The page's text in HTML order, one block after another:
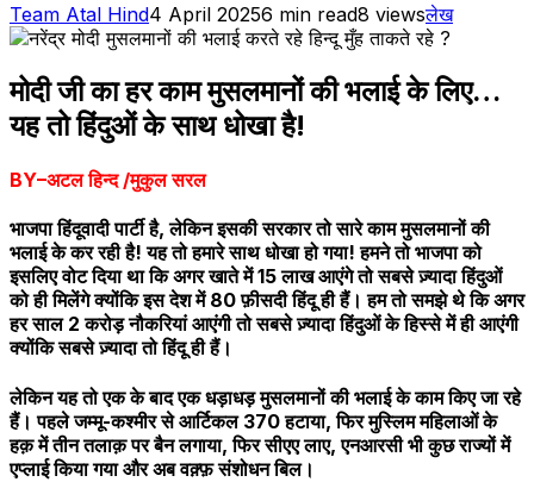
Team Atal Hind4 April 20256 min read8 viewsलेख
मोदी जी का हर काम मुसलमानों की भलाई के लिए…
यह तो हिंदुओं के साथ धोखा है!
BY–अटल हिन्द /मुकुल सरल
भाजपा हिंदूवादी पार्टी है, लेकिन इसकी सरकार तो सारे काम मुसलमानों की
भलाई के कर रही है! यह तो हमारे साथ धोखा हो गया! हमने तो भाजपा को
इसलिए वोट दिया था कि अगर खाते में 15 लाख आएंगे तो सबसे ज़्यादा हिंदुओं
को ही मिलेंगे क्योंकि इस देश में 80 फ़ीसदी हिंदू ही हैं। हम तो समझे थे कि अगर
हर साल 2 करोड़ नौकरियां आएंगी तो सबसे ज़्यादा हिंदुओं के हिस्से में ही आएंगी
क्योंकि सबसे ज़्यादा तो हिंदू ही हैं।
लेकिन यह तो एक के बाद एक धड़ाधड़ मुसलमानों की भलाई के काम किए जा रहे
हैं। पहले जम्मू-कश्मीर से आर्टिकल 370 हटाया, फिर मुस्लिम महिलाओं के
हक़ में तीन तलाक़ पर बैन लगाया, फिर सीएए लाए, एनआरसी भी कुछ राज्यों में
एप्लाई किया गया और अब वक़्फ़ संशोधन बिल।